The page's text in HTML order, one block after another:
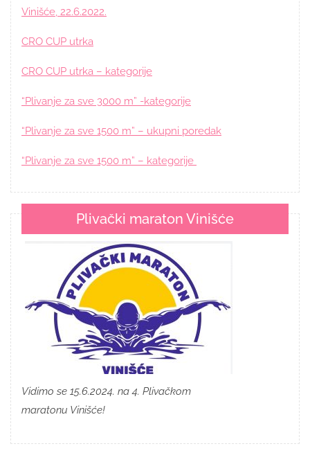
Vinišće, 22.6.2022.
CRO CUP utrka
CRO CUP utrka – kategorije
“Plivanje za sve 3000 m” -kategorije
“Plivanje za sve 1500 m” – ukupni poredak
“Plivanje za sve 1500 m” – kategorije
Plivački maraton Vinišće
Vidimo se 15.6.2024. na 4. Plivačkom
maratonu Vinišće!